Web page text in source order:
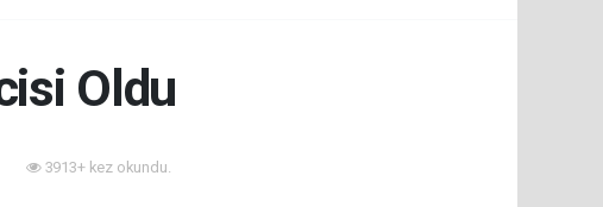
Oldu
3913+ kez okundu.